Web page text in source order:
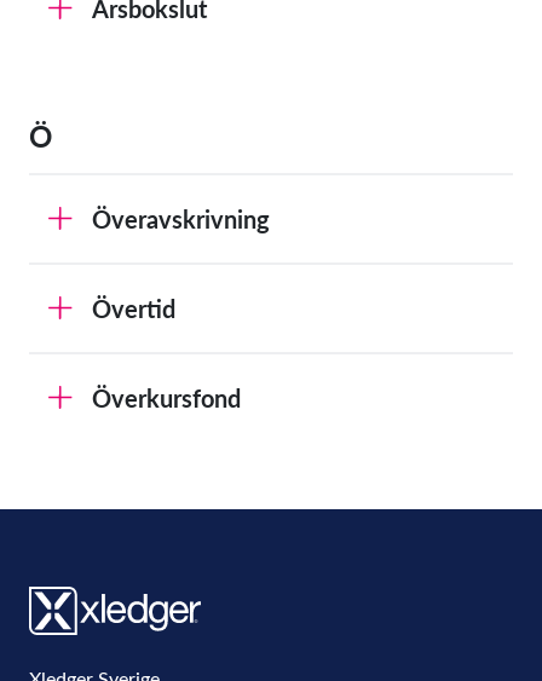
Årsbokslut
Ö
Överavskrivning
Övertid
Överkursfond